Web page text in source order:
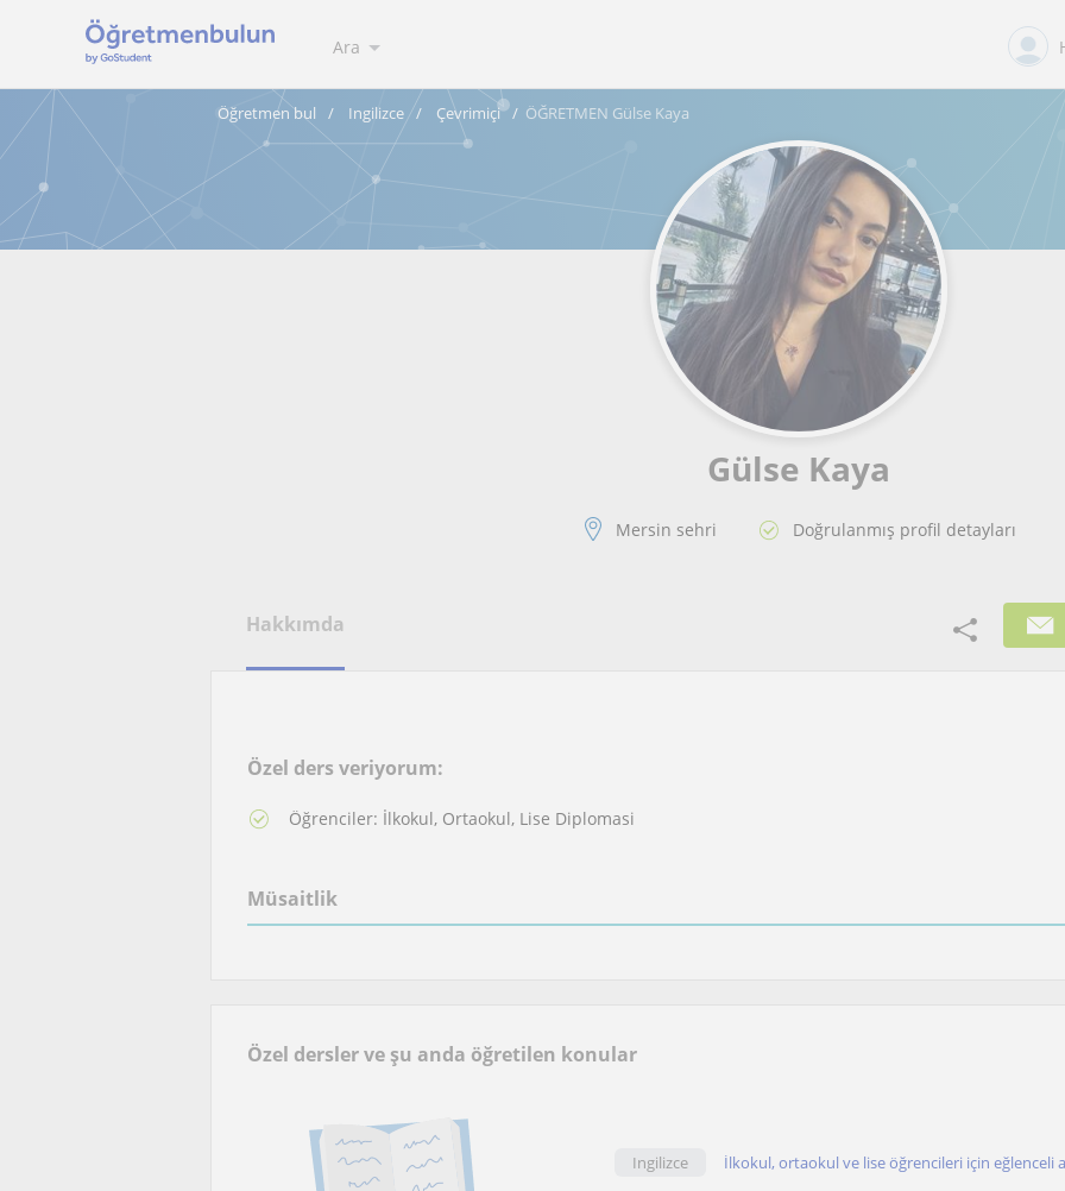
Ara
Öğretmen bul Ingilizce Çevrimiçi ÖĞRETMEN Gülse Kaya
Gülse Kaya
Mersin sehri Doğrulanmış profil detayları
Hakkımda
Özel ders veriyorum:
Öğrenciler: İlkokul, Ortaokul, Lise Diplomasi
Müsaitlik
Özel dersler ve şu anda öğretilen konular
Ingilizce İlkokul, ortaokul ve lise öğrencileri için eğlenceli